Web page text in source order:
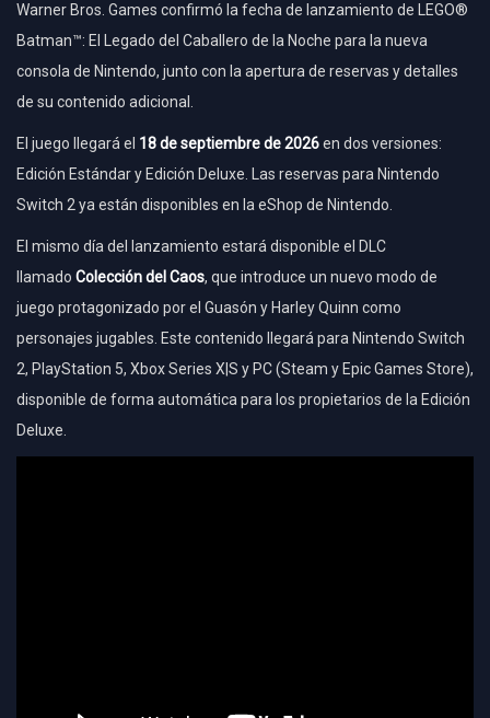
Warner Bros. Games confirmó la fecha de lanzamiento de LEGO®
Batman™: El Legado del Caballero de la Noche para la nueva
consola de Nintendo, junto con la apertura de reservas y detalles
de su contenido adicional.
El juego llegará el 18 de septiembre de 2026en dos versiones:
Edición Estándar y Edición Deluxe. Las reservas para Nintendo
Switch 2 ya están disponibles en la eShop de Nintendo.
El mismo día del lanzamiento estará disponible el DLC
llamado Colección del Caos, que introduce un nuevo modo de
juego protagonizado por el Guasón y Harley Quinn como
personajes jugables. Este contenido llegará para Nintendo Switch
2, PlayStation 5, Xbox Series X|S y PC (Steam y Epic Games Store),
disponible de forma automática para los propietarios de la Edición
Deluxe.